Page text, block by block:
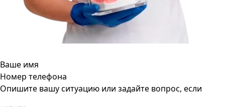
Ваше имя
Номер телефона
Опишите вашу ситуацию или задайте вопрос, если